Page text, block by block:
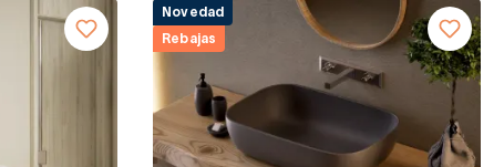
Novedad
Rebajas